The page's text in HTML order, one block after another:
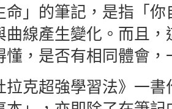
命」的筆記，是指「
曲線產生變化。而且
懂，是否有相同體會
拉克超強學習法》一